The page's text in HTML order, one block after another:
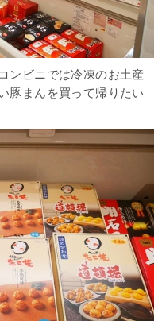
ンビニでは冷凍のお土産
豚まんを買って帰りたい